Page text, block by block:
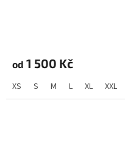
od 1 500 Kč
XS S M L XL XXL